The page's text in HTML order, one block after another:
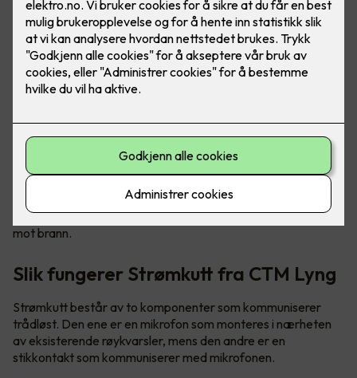
Tryggere og mer brannsikre hjem
Sikkerhetsløsningen kalt «Strømkutt» sørger for å stenge
strømmen til elektriske apparater ved røykutvikling, og det
kan forhindre eller redusere brannskader i boligen din. Det er
en enkel måte for deg å bedre sikre din familie og deg selv
mot brann.
Slik fungerer Strømkutt fra CTM Lyng
Strømkutt består av to komponenter som kommuniserer
trådløst. Den ene er en mikrofon som monteres i nærheten
av eksisterende røykvarsler, mens den andre er en
stikkontakt som kommuniserer med mikrofonen.